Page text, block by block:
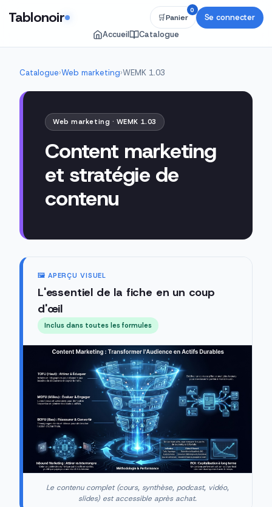
Tablonoir
Accueil Catalogue
🛒Panier
0
Se connecter
Catalogue›Web marketing›WEMK 1.03
Web marketing · WEMK 1.03
Content marketing
et stratégie de
contenu
🖼️ APERÇU VISUEL
L'essentiel de la fiche en un coup
d'œil
Inclus dans toutes les formules
Le contenu complet (cours, synthèse, podcast, vidéo,
slides) est accessible après achat.